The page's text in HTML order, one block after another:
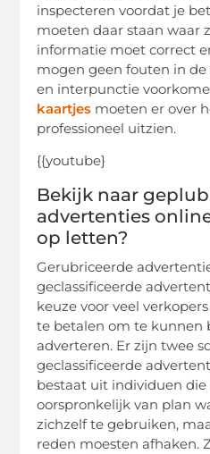
inspecteren voordat je
moeten daar staan waar
informatie moet correct
mogen geen fouten in
en interpunctie
kaartjes moeten er over
professioneel uitzien.
{{youtube}
Bekijk naar
advertenties
op letten?
Gerubriceerde
geclassificeerde
keuze voor veel
te betalen om te kunnen
adverteren. Er zijn twee
geclassificeerde
bestaat uit individuen
oorspronkelijk van plan
zichzelf te gebruiken,
reden moesten afhaken.